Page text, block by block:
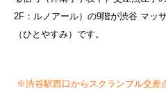
2F：ルノアール）の9階が渋谷 マッ
（ひとやすみ）です。
※渋谷駅西口からスクランブル交差